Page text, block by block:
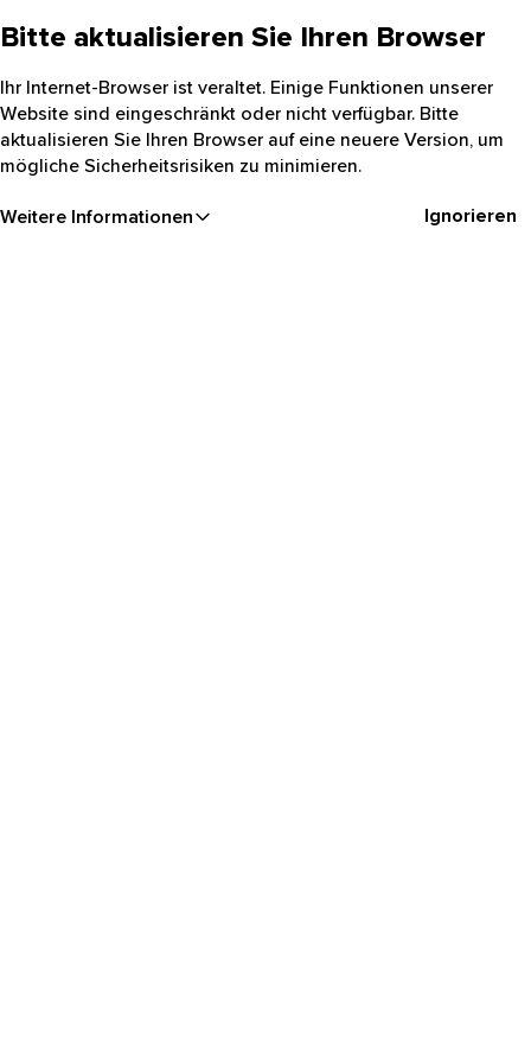
Bitte aktualisieren Sie Ihren Browser
Ihr Internet-Browser ist veraltet. Einige Funktionen unserer
Website sind eingeschränkt oder nicht verfügbar. Bitte
aktualisieren Sie Ihren Browser auf eine neuere Version, um
mögliche Sicherheitsrisiken zu minimieren.
Weitere Informationen Ignorieren